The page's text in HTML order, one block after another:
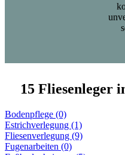
15 Fliesenleger
Bodenpflege (0)
Estrichverlegung (1)
Fliesenverlegung (9)
Fugenarbeiten (0)